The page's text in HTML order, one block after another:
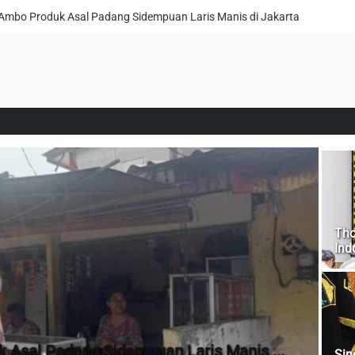
Produk Asal Padang Sidempuan Laris Manis di Jakarta
Asal Padang Sidempuan Laris Manis ...
Sahabat Kami Pa Jhon Jambi